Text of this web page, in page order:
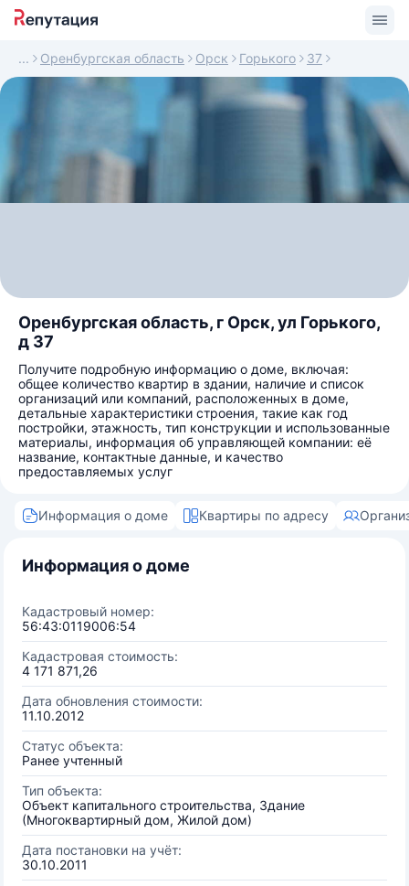
Оренбургская область Орск Горького 37
Оренбургская область, г Орск, ул Горького,
д 37
Получите подробную информацию о доме, включая:
общее количество квартир в здании, наличие и список
организаций или компаний, расположенных в доме,
детальные характеристики строения, такие как год
постройки, этажность, тип конструкции и использованные
материалы, информация об управляющей компании: её
название, контактные данные, и качество
предоставляемых услуг
Информация о доме Квартиры по адресу
Информация о доме
Кадастровый номер:
56:43:0119006:54
Кадастровая стоимость:
4 171 871,26
Дата обновления стоимости:
11.10.2012
Статус объекта:
Ранее учтенный
Тип объекта:
Объект капитального строительства, Здание
(Многоквартирный дом, Жилой дом)
Дата постановки на учёт:
30.10.2011